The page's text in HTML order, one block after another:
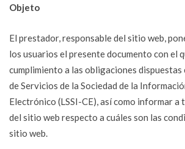
Objeto
El prestador, responsable del sitio web,
los usuarios el presente documento con el
cumplimiento a las obligaciones
de Servicios de la Sociedad de la
Electrónico (LSSI-CE), así como informar a
del sitio web respecto a cuáles son las
sitio web.